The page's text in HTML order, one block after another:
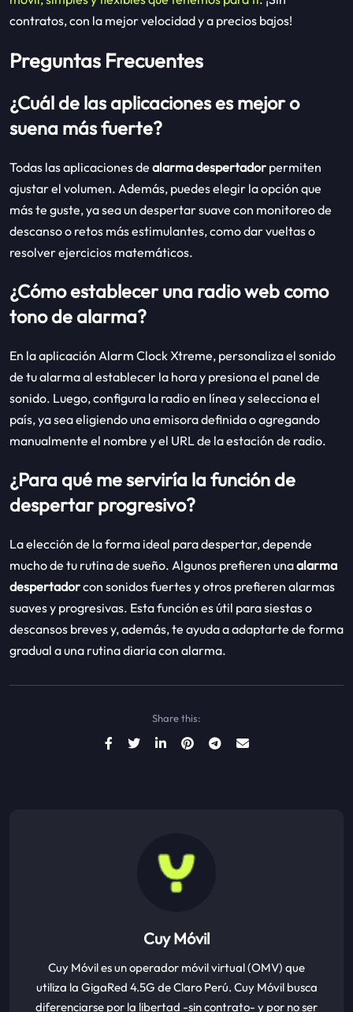
contratos, con la mejor velocidad y a precios bajos!
Preguntas Frecuentes
¿Cuál de las aplicaciones es mejor o
suena más fuerte?
Todas las aplicaciones de alarma despertador permiten
ajustar el volumen. Además, puedes elegir la opción que
más te guste, ya sea un despertar suave con monitoreo de
descanso o retos más estimulantes, como dar vueltas o
resolver ejercicios matemáticos.
¿Cómo establecer una radio web como
tono de alarma?
En la aplicación Alarm Clock Xtreme, personaliza el sonido
de tu alarma al establecer la hora y presiona el panel de
sonido. Luego, configura la radio en línea y selecciona el
país, ya sea eligiendo una emisora definida o agregando
manualmente el nombre y el URL de la estación de radio.
¿Para qué me serviría la función de
despertar progresivo?
La elección de la forma ideal para despertar, depende
mucho de tu rutina de sueño. Algunos prefieren unaalarma
despertadorcon sonidos fuertes y otros prefieren alarmas
suaves y progresivas. Esta función es útil para siestas o
descansos breves y, además, te ayuda a adaptarte de forma
gradual a una rutina diaria con alarma.
Share this:
Cuy Móvil
Cuy Móvil es un operador móvil virtual (OMV) que
utiliza la GigaRed 4.5G de Claro Perú. Cuy Móvil busca
diferenciarse por la libertad -sin contrato- y por no ser